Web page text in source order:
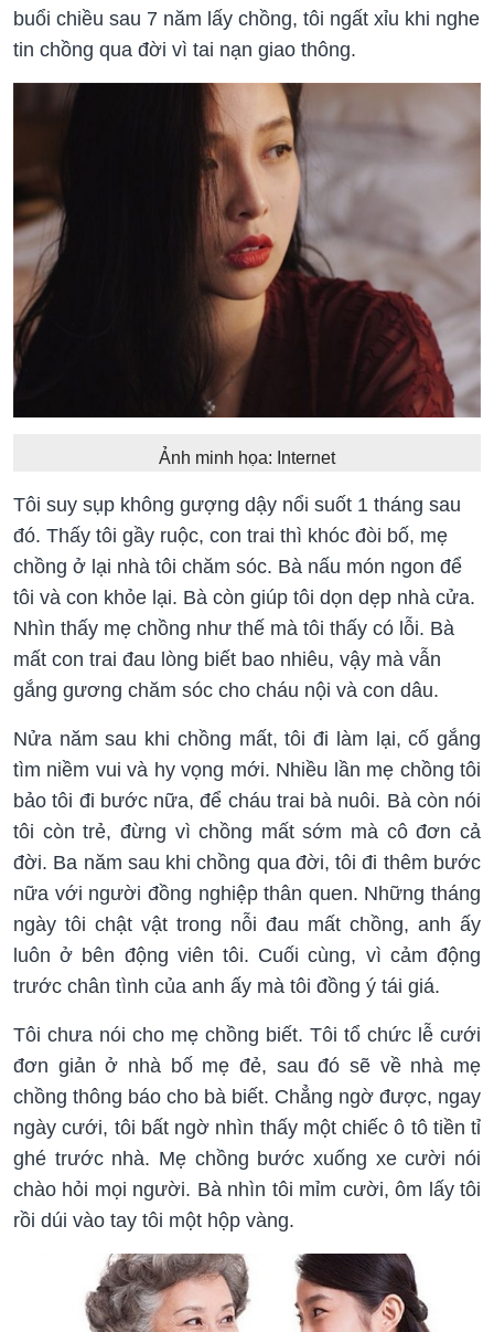
buổi chiều sau 7 năm lấy chồng, tôi ngất xỉu khi nghe
tin chồng qua đời vì tai nạn giao thông.
Ảnh minh họa: Internet
Tôi suy sụp không gượng dậy nổi suốt 1 tháng sau
đó. Thấy tôi gầy ruộc, con trai thì khóc đòi bố, mẹ
chồng ở lại nhà tôi chăm sóc. Bà nấu món ngon để
tôi và con khỏe lại. Bà còn giúp tôi dọn dẹp nhà cửa.
Nhìn thấy mẹ chồng như thế mà tôi thấy có lỗi. Bà
mất con trai đau lòng biết bao nhiêu, vậy mà vẫn
gắng gương chăm sóc cho cháu nội và con dâu.
Nửa năm sau khi chồng mất, tôi đi làm lại, cố gắng
tìm niềm vui và hy vọng mới. Nhiều lần mẹ chồng tôi
bảo tôi đi bước nữa, để cháu trai bà nuôi. Bà còn nói
tôi còn trẻ, đừng vì chồng mất sớm mà cô đơn cả
đời. Ba năm sau khi chồng qua đời, tôi đi thêm bước
nữa với người đồng nghiệp thân quen. Những tháng
ngày tôi chật vật trong nỗi đau mất chồng, anh ấy
luôn ở bên động viên tôi. Cuối cùng, vì cảm động
trước chân tình của anh ấy mà tôi đồng ý tái giá.
Tôi chưa nói cho mẹ chồng biết. Tôi tổ chức lễ cưới
đơn giản ở nhà bố mẹ đẻ, sau đó sẽ về nhà mẹ
chồng thông báo cho bà biết. Chẳng ngờ được, ngay
ngày cưới, tôi bất ngờ nhìn thấy một chiếc ô tô tiền tỉ
ghé trước nhà. Mẹ chồng bước xuống xe cười nói
chào hỏi mọi người. Bà nhìn tôi mỉm cười, ôm lấy tôi
rồi dúi vào tay tôi một hộp vàng.